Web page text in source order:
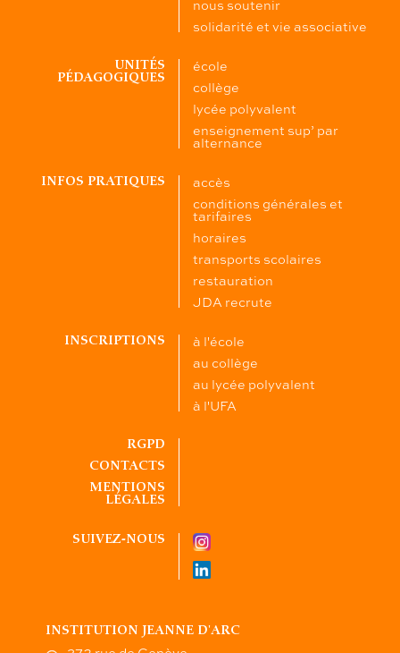
nous soutenir
solidarité et vie associative
UNITÉS
PÉDAGOGIQUES
école
collège
lycée polyvalent
enseignement sup’ par
alternance
INFOS PRATIQUES
accès
conditions générales et
tarifaires
horaires
transports scolaires
restauration
JDA recrute
INSCRIPTIONS
à l'école
au collège
au lycée polyvalent
à l'UFA
RGPD
CONTACTS
MENTIONS
LÉGALES
SUIVEZ-NOUS
INSTITUTION JEANNE D'ARC